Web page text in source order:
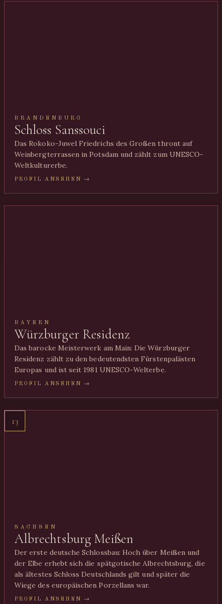
BRANDENBURG
Schloss Sanssouci
Das Rokoko-Juwel Friedrichs des Großen thront auf
Weinbergterrassen in Potsdam und zählt zum UNESCO-
Weltkulturerbe.
PROFIL ANSEHEN →
BAYERN
Würzburger Residenz
Das barocke Meisterwerk am Main: Die Würzburger
Residenz zählt zu den bedeutendsten Fürstenpalästen
Europas und ist seit 1981 UNESCO-Welterbe.
PROFIL ANSEHEN →
13
SACHSEN
Albrechtsburg Meißen
Der erste deutsche Schlossbau: Hoch über Meißen und
der Elbe erhebt sich die spätgotische Albrechtsburg, die
als ältestes Schloss Deutschlands gilt und später die
Wiege des europäischen Porzellans war.
PROFIL ANSEHEN →